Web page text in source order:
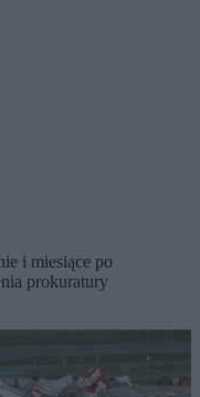
i miesiące po
prokuratury